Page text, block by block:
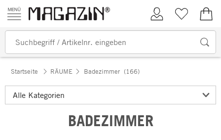
Zum Inhalt springen
Kundenkonto
Merkliste
Startseite RÄUME Badezimmer (166)
BADEZIMMER